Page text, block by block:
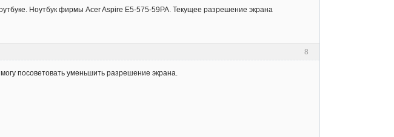
Ноутбук фирмы Acer Aspire E5-575-59PA. Текущее разрешение экрана
8
посоветовать уменьшить разрешение экрана.